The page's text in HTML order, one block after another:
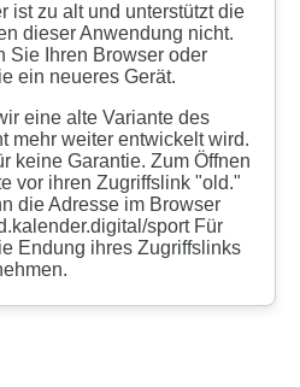
ist zu alt und unterstützt die
dieser Anwendung nicht.
Sie Ihren Browser oder
ein neueres Gerät.
eine alte Variante des
mehr weiter entwickelt wird.
keine Garantie. Zum Öffnen
vor ihren Zugriffslink "old."
die Adresse im Browser
sport Für
Endung ihres Zugriffslinks